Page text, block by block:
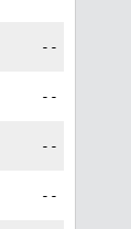
--
--
--
--